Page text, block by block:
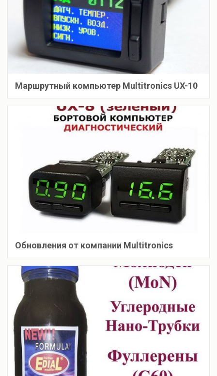
Маршрутный компьютер Multitronics UX-10
Обновления от компании Multitronics